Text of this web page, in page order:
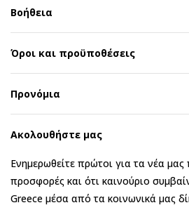
Βοήθεια
Όροι και προϋποθέσεις
Προνόμια
Ακολουθήστε μας
Ενημερωθείτε πρώτοι για τα νέα μας
προσφορές και ότι καινούριο
Greece μέσα από τα κοινωνικά μας